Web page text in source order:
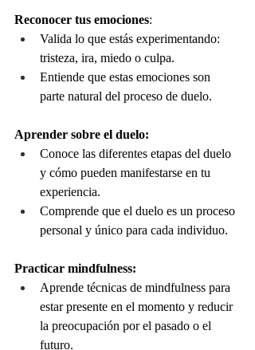
Reconocer tus emociones:
Valida lo que estás experimentando:
tristeza, ira, miedo o culpa.
Entiende que estas emociones son
parte natural del proceso de duelo.
Aprender sobre el duelo:
Conoce las diferentes etapas del duelo
y cómo pueden manifestarse en tu
experiencia.
Comprende que el duelo es un proceso
personal y único para cada individuo.
Practicar mindfulness:
Aprende técnicas de mindfulness para
estar presente en el momento y reducir
la preocupación por el pasado o el
futuro.